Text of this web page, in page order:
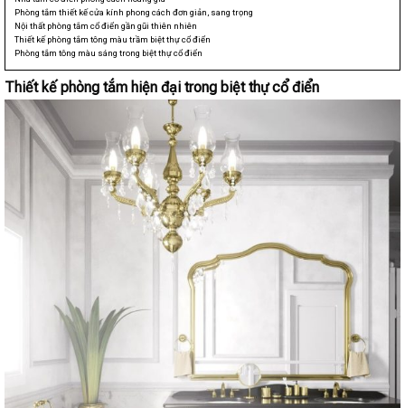
Phòng tắm thiết kế cửa kính phong cách đơn giản, sang trọng
Nội thất phòng tắm cổ điển gần gũi thiên nhiên
Thiết kế phòng tắm tông màu trầm biệt thự cổ điển
Phòng tắm tông màu sáng trong biệt thự cổ điển
Thiết kế phòng tắm hiện đại trong biệt thự cổ điển